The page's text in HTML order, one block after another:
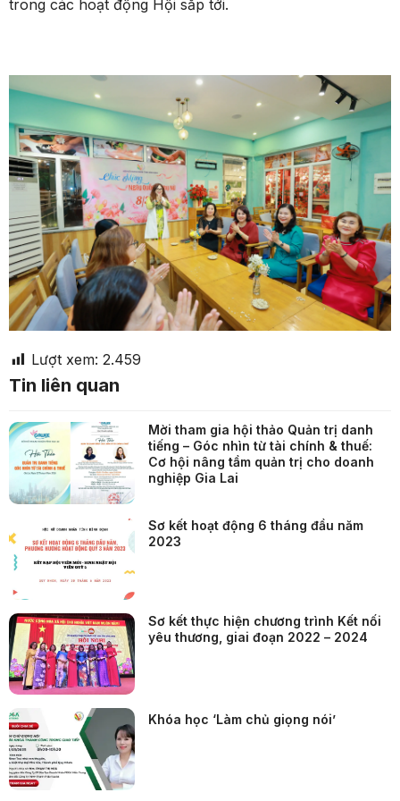
trong các hoạt động Hội sắp tới.
Lượt xem: 2.459
Tin liên quan
Mời tham gia hội thảo Quản trị danh
tiếng – Góc nhìn từ tài chính & thuế:
Cơ hội nâng tầm quản trị cho doanh
nghiệp Gia Lai
Sơ kết hoạt động 6 tháng đầu năm
2023
Sơ kết thực hiện chương trình Kết nối
yêu thương, giai đoạn 2022 – 2024
Khóa học ‘Làm chủ giọng nói’